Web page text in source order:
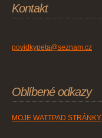
Kontakt
povidkypeta@seznam.cz
Oblíbené odkazy
MOJE WATTPAD STRÁNKY